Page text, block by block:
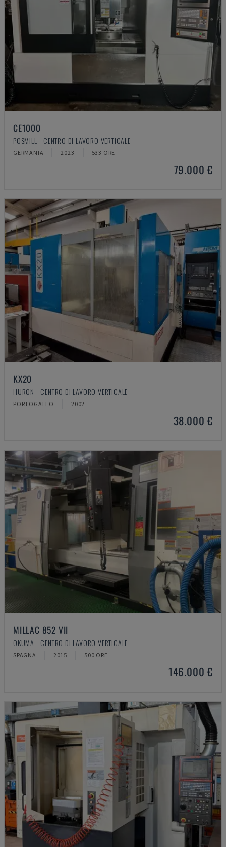
CE1000
POSMILL - CENTRO DI LAVORO VERTICALE
GERMANIA 2023 533 ORE
79.000 €
KX20
HURON - CENTRO DI LAVORO VERTICALE
PORTOGALLO 2002
38.000 €
MILLAC 852 VII
OKUMA - CENTRO DI LAVORO VERTICALE
SPAGNA 2015 500 ORE
146.000 €